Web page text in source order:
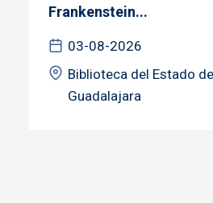
Frankenstein...
03-08-2026
Biblioteca del Estado de
Guadalajara